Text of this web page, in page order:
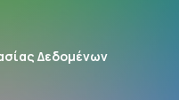
Δεδομένων